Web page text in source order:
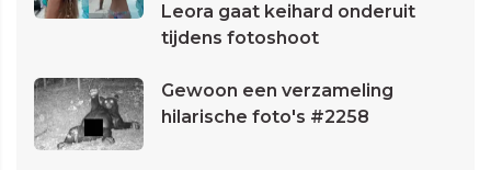
Leora gaat keihard onderuit
tijdens fotoshoot
Gewoon een verzameling
hilarische foto's #2258